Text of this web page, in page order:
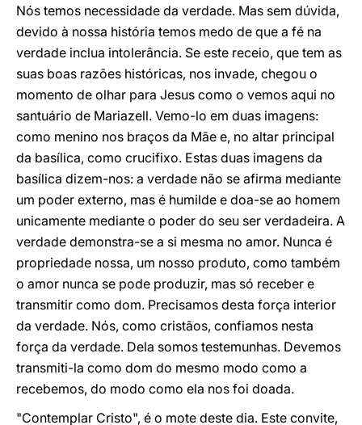
Nós temos necessidade da verdade. Mas sem dúvida,
devido à nossa história temos medo de que a fé na
verdade inclua intolerância. Se este receio, que tem as
suas boas razões históricas, nos invade, chegou o
momento de olhar para Jesus como o vemos aqui no
santuário de Mariazell. Vemo-lo em duas imagens:
como menino nos braços da Mãe e, no altar principal
da basílica, como crucifixo. Estas duas imagens da
basílica dizem-nos: a verdade não se afirma mediante
um poder externo, mas é humilde e doa-se ao homem
unicamente mediante o poder do seu ser verdadeira. A
verdade demonstra-se a si mesma no amor. Nunca é
propriedade nossa, um nosso produto, como também
o amor nunca se pode produzir, mas só receber e
transmitir como dom. Precisamos desta força interior
da verdade. Nós, como cristãos, confiamos nesta
força da verdade. Dela somos testemunhas. Devemos
transmiti-la como dom do mesmo modo como a
recebemos, do modo como ela nos foi doada.
"Contemplar Cristo", é o mote deste dia. Este convite,